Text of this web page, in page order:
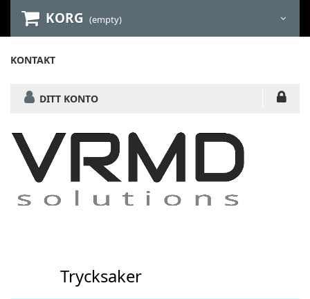
KORG (empty)
KONTAKT
DITT KONTO
Trycksaker